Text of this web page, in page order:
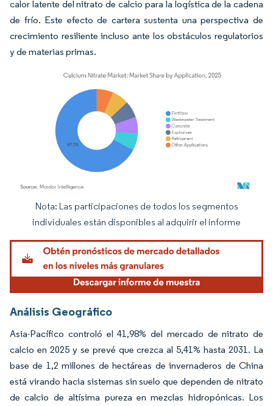
calor latente del nitrato de calcio para la logística de la cadena
de frío. Este efecto de cartera sustenta una perspectiva de
crecimiento resiliente incluso ante los obstáculos regulatorios
y de materias primas.
Imagen © Mordor Intelligence. El uso requiere atribución según CC BY 4.0.
Nota: Las participaciones de todos los segmentos
individuales están disponibles al adquirir el informe
Análisis Geográfico
Asia-Pacífico controló el 41,98% del mercado de nitrato de
calcio en 2025 y se prevé que crezca al 5,41% hasta 2031. La
base de 1,2 millones de hectáreas de invernaderos de China
está virando hacia sistemas sin suelo que dependen de nitrato
de calcio de altísima pureza en mezclas hidropónicas. Los